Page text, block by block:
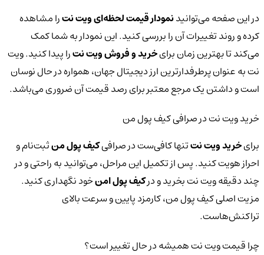
در این صفحه می‌توانیدنمودار قیمت لحظه‌ای ویت نترا مشاهده
کرده و روند تغییرات آن را بررسی کنید. این نمودار به شما کمک
می‌کند تا بهترین زمان برایخرید و فروش ویت نترا پیدا کنید. ویت
نت به عنوان پرطرفدارترین ارز دیجیتال جهان، همواره در حال نوسان
است و داشتن یک مرجع معتبر برای رصد قیمت آن ضروری می‌باشد.
خرید ویت نت در صرافی کیف پول من
برایخرید ویت نتتنها کافی‌ست در صرافیکیف پول منثبت‌نام و
احراز هویت کنید. پس از تکمیل این مراحل، می‌توانید به راحتی و در
چند دقیقه ویت نت بخرید و درکیف پول امنخود نگهداری کنید.
مزیت اصلی کیف پول من، کارمزد پایین و سرعت بالای
تراکنش‌هاست.
چرا قیمت ویت نت همیشه در حال تغییر است؟